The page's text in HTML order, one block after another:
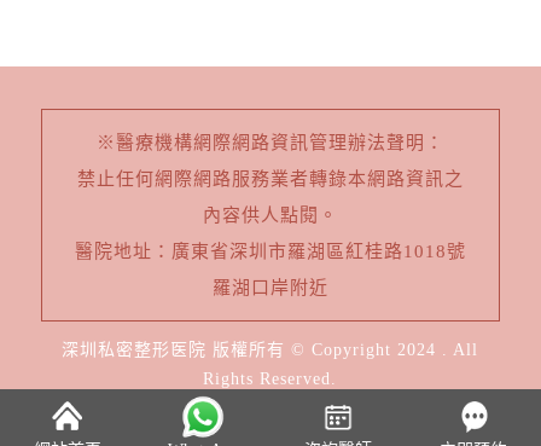
※醫療機構網際網路資訊管理辦法聲明：
禁止任何網際網路服務業者轉錄本網路資訊之
內容供人點閱。
醫院地址：廣東省深圳市羅湖區紅桂路1018號
羅湖口岸附近
深圳私密整形医院 版權所有 © Copyright 2024 . All
Rights Reserved.